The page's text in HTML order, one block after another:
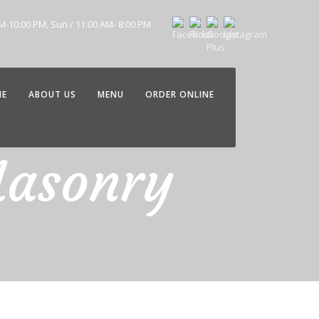
10:00 PM, Sun / 11:00 AM- 8:00 PM
ABOUT US MENU ORDER ONLINE